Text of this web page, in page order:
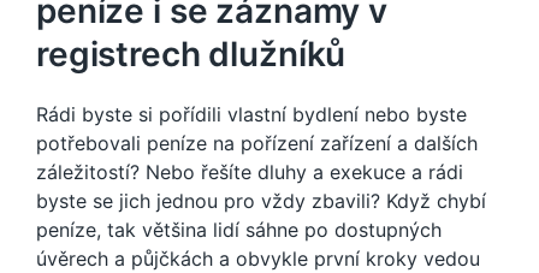
peníze i se záznamy v
registrech dlužníků
Rádi byste si pořídili vlastní bydlení nebo byste
potřebovali peníze na pořízení zařízení a dalších
záležitostí? Nebo řešíte dluhy a exekuce a rádi
byste se jich jednou pro vždy zbavili? Když chybí
peníze, tak většina lidí sáhne po dostupných
úvěrech a půjčkách a obvykle první kroky vedou